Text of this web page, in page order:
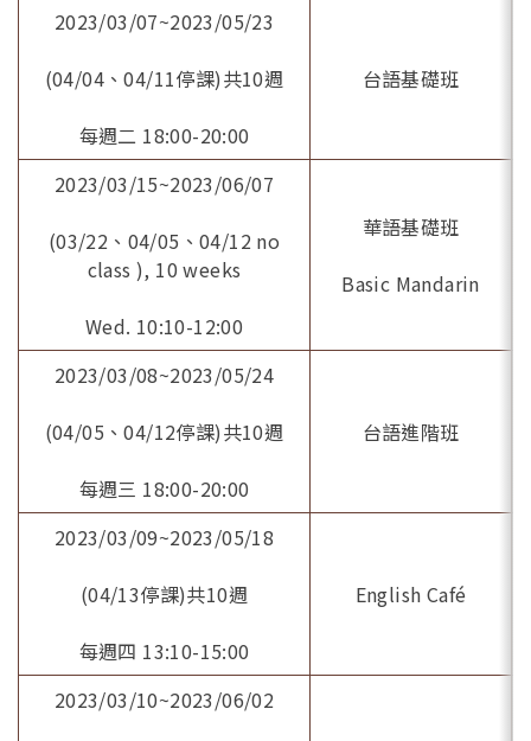
2023/03/07~2023/05/23
(04/04、04/11停課)共10週
每週二 18:00-20:00
台語基礎班
2023/03/15~2023/06/07
(03/22、04/05、04/12 no
class ), 10 weeks
Wed. 10:10-12:00
華語基礎班
Basic Mandarin
2023/03/08~2023/05/24
(04/05、04/12停課)共10週
每週三 18:00-20:00
台語進階班
2023/03/09~2023/05/18
(04/13停課)共10週
每週四 13:10-15:00
English Café
2023/03/10~2023/06/02